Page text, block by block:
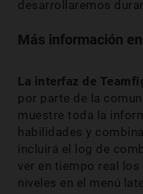
desarrollaremos
Más información
La interfaz de
por parte de la
muestre toda la
habilidades y
incluirá el log de
ver en tiempo real
niveles en el menú